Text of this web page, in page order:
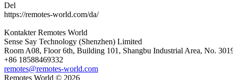
Del
https://remotes-world.com/da/
Kontakter Remotes World
Sense Say Technology (Shenzhen) Limited
Room A08, Floor 6th, Building 101, Shangbu Industrial Area, No.
+86 18588469332
remotes@remotes-world.com
Remotes World © 2026